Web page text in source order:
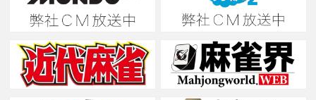
・設計思想： 配牌・ドラ表示機能を省き、耐久性能を極限まで
追求
無駄を削ぎ落とした、実戦特化の最新世代。
本日より発売。